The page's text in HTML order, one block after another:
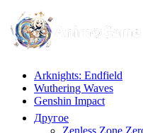
Arknights: Endfield
Wuthering Waves
Genshin Impact
Другое
Zenless Zone